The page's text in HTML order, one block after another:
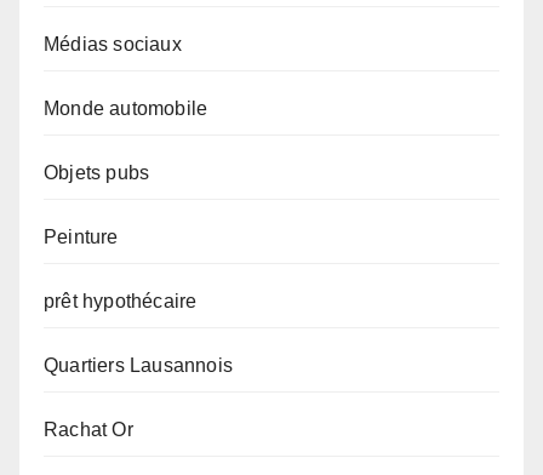
Médias sociaux
Monde automobile
Objets pubs
Peinture
prêt hypothécaire
Quartiers Lausannois
Rachat Or